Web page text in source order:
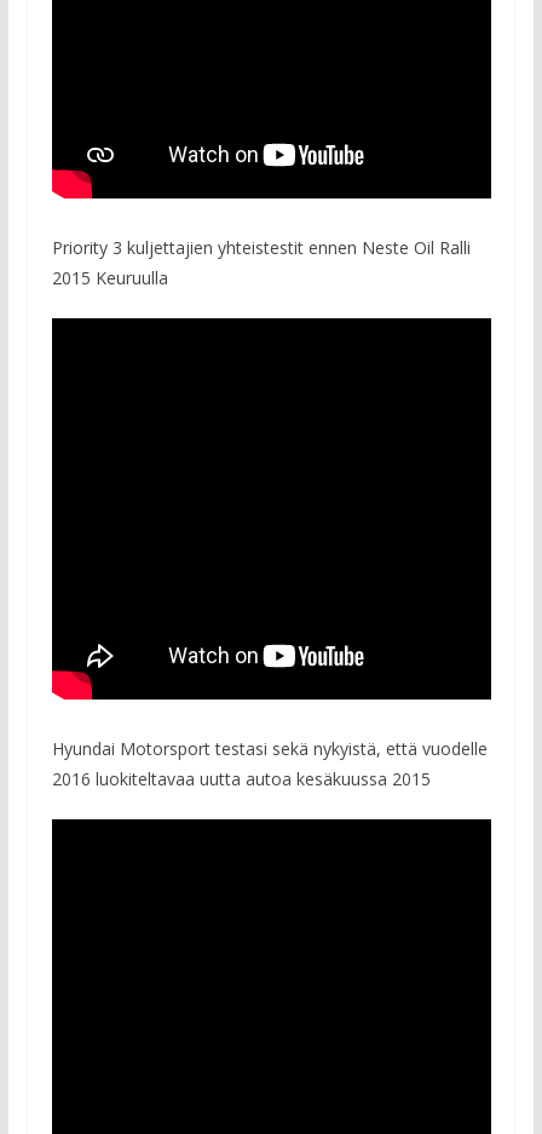
Priority 3 kuljettajien yhteistestit ennen Neste Oil Ralli
2015 Keuruulla
Hyundai Motorsport testasi sekä nykyistä, että vuodelle
2016 luokiteltavaa uutta autoa kesäkuussa 2015